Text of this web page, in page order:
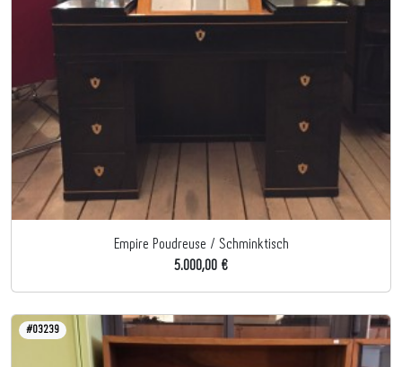
Empire Poudreuse / Schminktisch
5.000,00 €
#03239